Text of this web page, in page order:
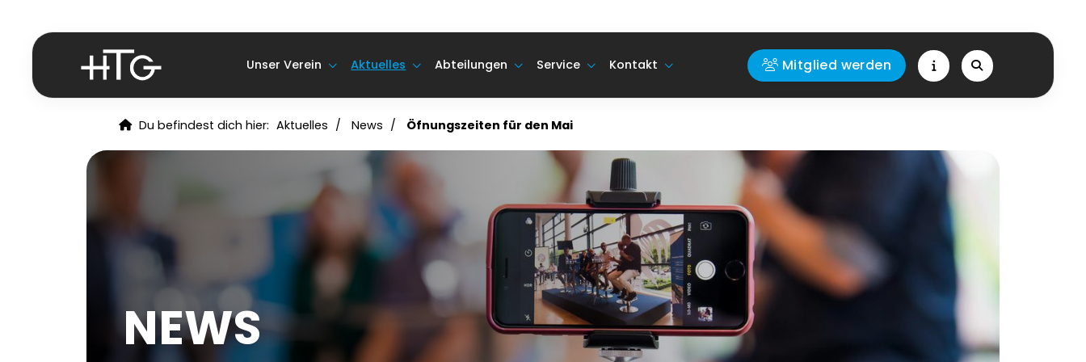
Unser Verein Aktuelles Abteilungen Service Kontakt Mitglied werden
Du befindest dich hier: Aktuelles News Öfnungszeiten für den Mai
NEWS